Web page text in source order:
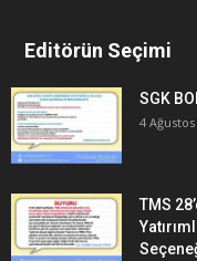
Editörün Seçimi
SGK
4 Ağustos
TMS